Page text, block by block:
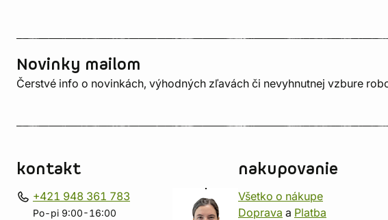
Novinky mailom
Čerstvé info o novinkách, výhodných zľavách či nevyhnutnej vzbure
kontakt
+421 948 361 783
Po-pi 9:00-16:00
nakupovanie
Všetko o nákupe
Doprava a Platba